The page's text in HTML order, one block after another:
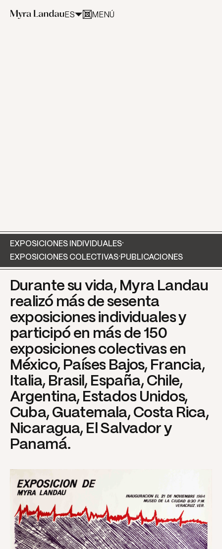
ES
MENÚ
EXPOSICIONES INDIVIDUALES·
EXPOSICIONES COLECTIVAS· PUBLICACIONES
Durante su vida, Myra Landau
realizó más de sesenta
exposiciones individualesy
participó en más de 150
exposiciones colectivas en
México, Países Bajos, Francia,
Italia, Brasil, España, Chile,
Argentina, Estados Unidos,
Cuba, Guatemala, Costa Rica,
Nicaragua, El Salvador y
Panamá.